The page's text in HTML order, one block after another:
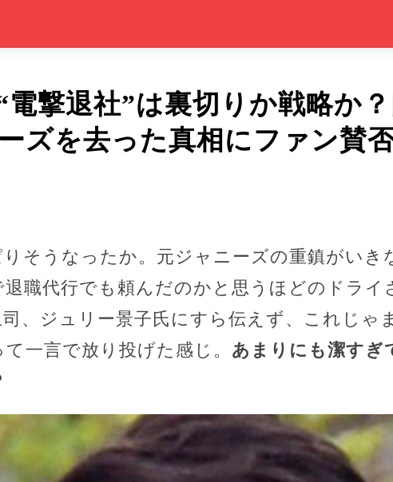
電撃退社”は裏切りか戦略か
ズを去った真相にファン賛
そうなったか。元ジャニーズの重鎮がいき
職代行でも頼んだのかと思うほどのドライ
、ジュリー景子氏にすら伝えず、これじゃ
一言で放り投げた感じ。 あまりにも潔すぎ